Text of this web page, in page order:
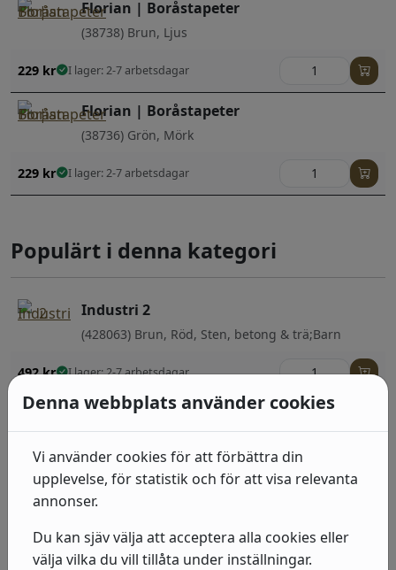
Florian | Boråstapeter
(38738) Brun, Ljus
229 kr I lager: 2-7 arbetsdagar
Florian | Boråstapeter
(38736) Grön, Mörk
229 kr I lager: 2-7 arbetsdagar
Populärt i denna kategori
Industri 2
(428063) Brun, Röd, Sten, betong & trä;Barn
492kr I lager: 2-7 arbetsdagar
Industri 2
(939538) Beige, Sten, betong & trä
492kr I lager: 2-7 arbetsdagar
(863413) Beige, Grå, Sten, betong & trä
Denna webbplats använder cookies
Vi använder cookies för att förbättra din
upplevelse, för statistik och för att visa relevanta
annonser.
Du kan sjäv välja att acceptera alla cookies eller
välja vilka du vill tillåta under inställningar.